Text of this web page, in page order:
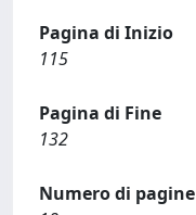
Pagina di Inizio
115
Pagina di Fine
132
Numero di pagine